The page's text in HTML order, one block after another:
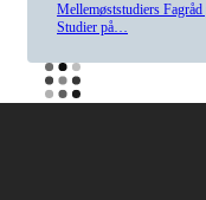
Mellemøststudiers
Studier på…